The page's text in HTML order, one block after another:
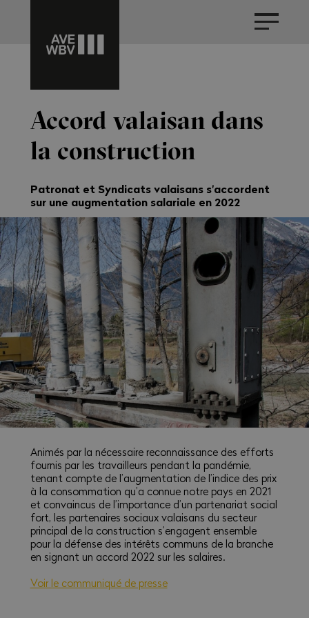
Accord valaisan dans
la construction
Patronat et Syndicats valaisans s'accordent
sur une augmentation salariale en 2022
Animés par la nécessaire reconnaissance des efforts
fournis par les travailleurs pendant la pandémie,
tenant compte de l’augmentation de l’indice des prix
à la consommation qu’a connue notre pays en 2021
et convaincus de l’importance d’un partenariat social
fort, les partenaires sociaux valaisans du secteur
principal de la construction s’engagent ensemble
pour la défense des intérêts communs de la branche
en signant un accord 2022 sur les salaires.
Voir le communiqué de presse